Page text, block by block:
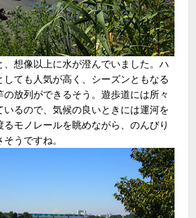
、想像以上に水が澄んでいました。ハ
しても人気が高く、シーズンともなる
の放列ができるそう。遊歩道には所々
いるので、気候の良いときには運河を
モノレールを眺めながら、のんびり
うですね。